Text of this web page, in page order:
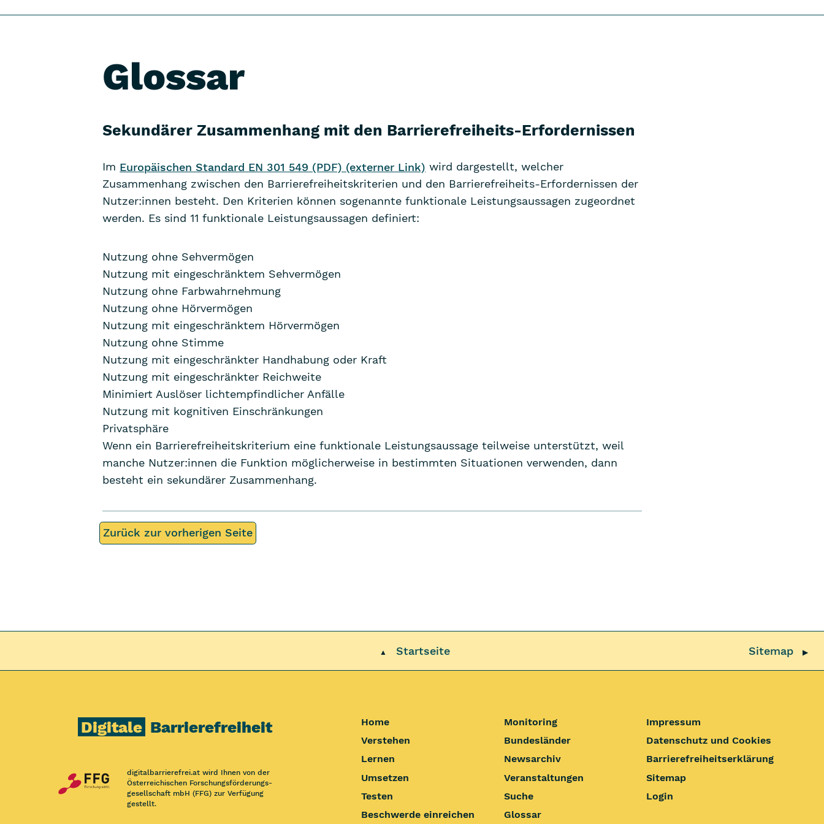
Glossar
Sekundärer Zusammenhang mit den Barrierefreiheits-Erfordernissen
Im Europäischen Standard EN 301 549 (PDF) (externer Link) wird dargestellt, welcher
Zusammenhang zwischen den Barrierefreiheitskriterien und den Barrierefreiheits-Erfordernissen der
Nutzer:innen besteht. Den Kriterien können sogenannte funktionale Leistungsaussagen zugeordnet
werden. Es sind 11 funktionale Leistungsaussagen definiert:
Nutzung ohne Sehvermögen
Nutzung mit eingeschränktem Sehvermögen
Nutzung ohne Farbwahrnehmung
Nutzung ohne Hörvermögen
Nutzung mit eingeschränktem Hörvermögen
Nutzung ohne Stimme
Nutzung mit eingeschränkter Handhabung oder Kraft
Nutzung mit eingeschränkter Reichweite
Minimiert Auslöser lichtempfindlicher Anfälle
Nutzung mit kognitiven Einschränkungen
Privatsphäre
Wenn ein Barrierefreiheitskriterium eine funktionale Leistungsaussage teilweise unterstützt, weil
manche Nutzer:innen die Funktion möglicherweise in bestimmten Situationen verwenden, dann
besteht ein sekundärer Zusammenhang.
Zurück zur vorherigen Seite
▲ Startseite Sitemap ▶
Digitale Barrierefreiheit
digitalbarrierefrei.at wird Ihnen von der
Österreichischen Forschungs­förderungs­
gesellschaft mbH (FFG) zur Verfügung
gestellt.
Home
Verstehen
Lernen
Umsetzen
Testen
Beschwerde einreichen
Monitoring
Bundesländer
Newsarchiv
Veranstaltungen
Suche
Glossar
Impressum
Datenschutz und Cookies
Barrierefrei­heits­erklärung
Sitemap
Login